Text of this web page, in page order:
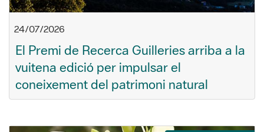
24/07/2026
El Premi de Recerca Guilleries arriba a la
vuitena edició per impulsar el
coneixement del patrimoni natural